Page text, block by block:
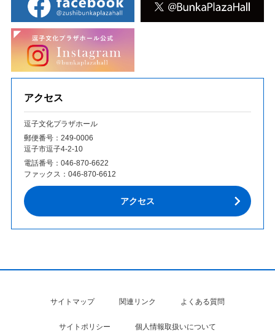
アクセス
逗子文化プラザホール
郵便番号：249‐0006
逗子市逗子4-2-10
電話番号： 046-870-6622
ファックス： 046-870-6612
アクセス
サイトマップ 関連リンク よくある質問
サイトポリシー 個人情報取扱いについて